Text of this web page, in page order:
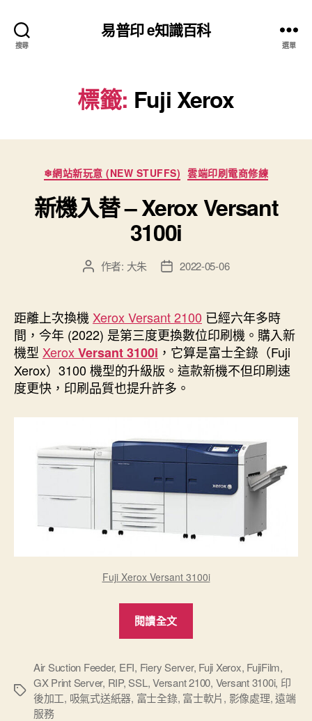
搜尋
易普印 e知識百科
選單
標籤: Fuji Xerox
分
類
❄網站新玩意 (NEW STUFFS) 雲端印刷電商修練
新機入替 – Xerox Versant
3100i
文
者
作者: 大朱
文
佈
日
期
2022-05-06
距離上次換機 Xerox Versant 2100 已經六年多時
間，今年 (2022) 是第三度更換數位印刷機。購入新
機型 XeroxVersant 3100i ，它算是富士全錄（Fuji
Xerox）3100 機型的升級版。這款新機不但印刷速
度更快，印刷品質也提升許多。
Fuji Xerox Versant 3100i
閱讀全文
替
–
Xerox
標
Air Suction Feeder, EFI, Fiery Server, Fuji Xerox, FujiFilm,
GX Print Server, RIP,SSL,Versant 2100, Versant 3100i, 印
後加工, 吸氣式送紙器, 富士全錄, 富士軟片, 影像處理,遠端
服務